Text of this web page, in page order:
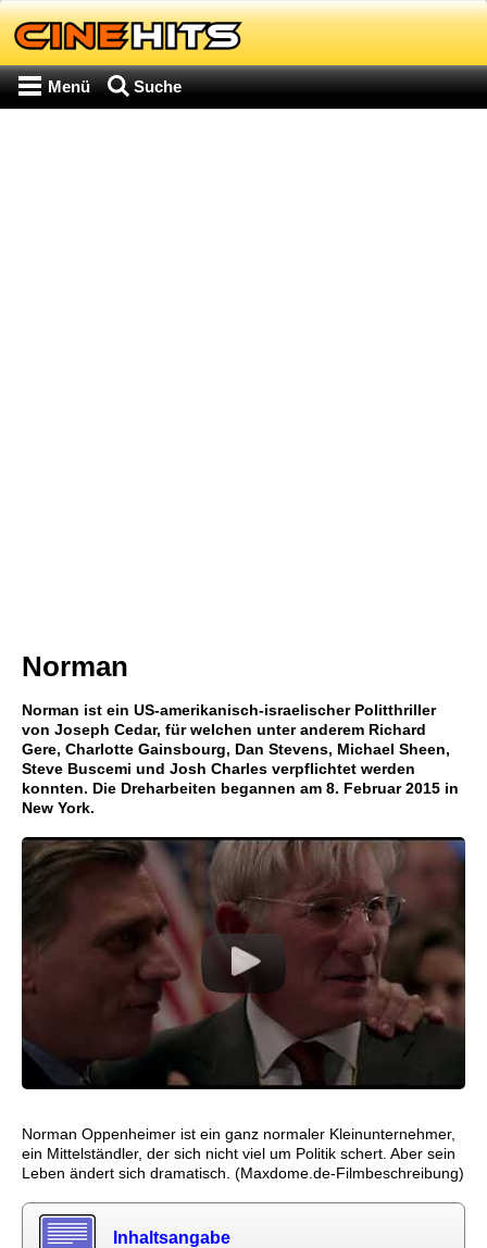
Menü Suche
Norman
Norman ist ein US-amerikanisch-israelischer Politthriller
von Joseph Cedar, für welchen unter anderem Richard
Gere, Charlotte Gainsbourg, Dan Stevens, Michael Sheen,
Steve Buscemi und Josh Charles verpflichtet werden
konnten. Die Dreharbeiten begannen am 8. Februar 2015 in
New York.
Norman Oppenheimer ist ein ganz normaler Kleinunternehmer,
ein Mittelständler, der sich nicht viel um Politik schert. Aber sein
Leben ändert sich dramatisch. (Maxdome.de-Filmbeschreibung)
Inhaltsangabe